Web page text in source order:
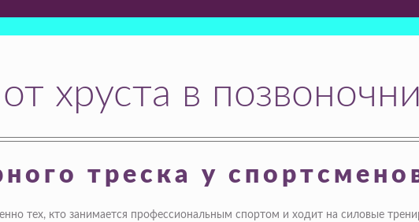
хруста в
треска у
тех, кто занимается профессиональным спортом и ходит на силовые